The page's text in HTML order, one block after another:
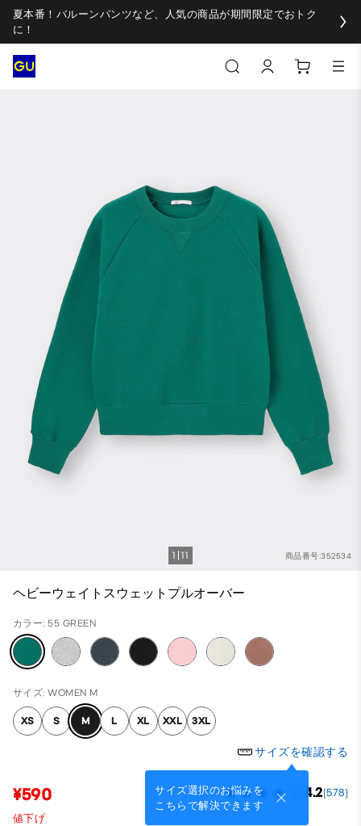
夏本番！バルーンパンツなど、人気の商品が期間限定でおトク
に！
商品番号:352534
1 11
ヘビーウェイトスウェットプルオーバー
カラー: 55 GREEN
サイズ: WOMEN M
XS S M L XL XXL 3XL
サイズを確認する
サイズ選択のお悩みを
こちらで解決できます
¥590 4.2(578)
値下げ